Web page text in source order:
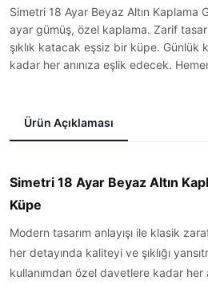
Simetri 18 Ayar Beyaz Altın Kaplama
ayar gümüş, özel kaplama. Zarif
şıklık katacak eşsiz bir küpe. Günlük
kadar her anınıza eşlik edecek.
Ürün Açıklaması
Simetri 18 Ayar Beyaz Altın
Küpe
Modern tasarım anlayışı ile klasik
her detayında kaliteyi ve şıklığı
kullanımdan özel davetlere kadar her